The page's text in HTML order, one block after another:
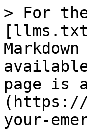
> For
page is
(https://
your-